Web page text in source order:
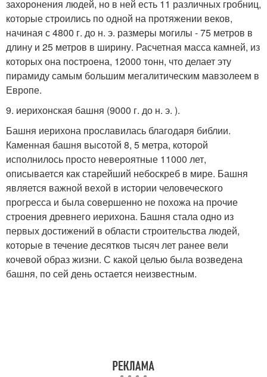
захоронения людей, но в ней есть 11 различных гробниц,
которые строились по одной на протяжении веков,
начиная с 4800 г. до н. э. размеры могилы - 75 метров в
длину и 25 метров в ширину. Расчетная масса камней, из
которых она построена, 12000 тонн, что делает эту
пирамиду самым большим мегалитическим мавзолеем в
Европе.
9. иерихонская башня (9000 г. до н. э. ).
Башня иерихона прославилась благодаря библии.
Каменная башня высотой 8, 5 метра, которой
исполнилось просто невероятные 11000 лет,
описывается как старейший небоскреб в мире. Башня
является важной вехой в истории человеческого
прогресса и была совершенно не похожа на прочие
строения древнего иерихона. Башня стала одно из
первых достижений в области строительства людей,
которые в течение десятков тысяч лет ранее вели
кочевой образ жизни. С какой целью была возведена
башня, по сей день остается неизвестным.